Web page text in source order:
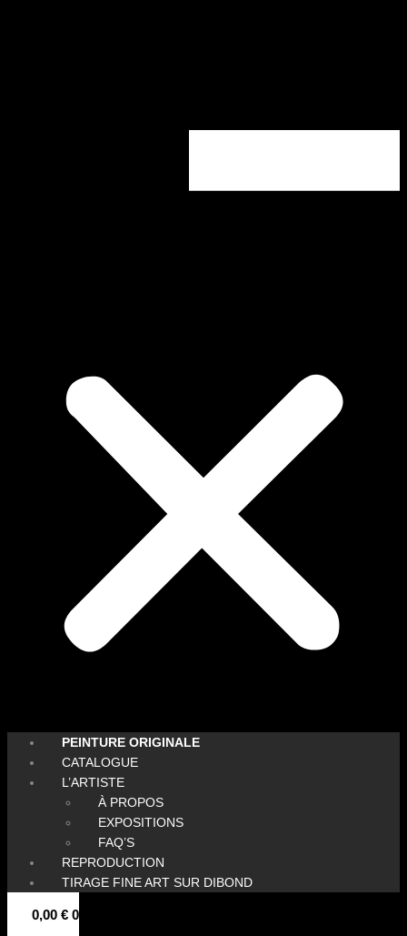
PEINTURE ORIGINALE
CATALOGUE
L’ARTISTE
À PROPOS
EXPOSITIONS
FAQ’S
REPRODUCTION
TIRAGE FINE ART SUR DIBOND
0,00 € 0